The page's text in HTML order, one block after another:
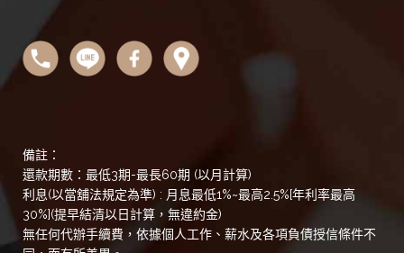
備註：
還款期數：最低3期-最長60期 (以月計算)
利息(以當舖法規定為準) : 月息最低1%~最高2.5%[年利率最高
30%](提早結清以日計算，無違約金)
無任何代辦手續費，依據個人工作、薪水及各項負債授信條件不